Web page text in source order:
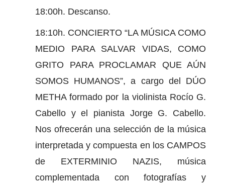
18:00h. Descanso.
18:10h. CONCIERTO “LA MÚSICA COMO
MEDIO PARA SALVAR VIDAS, COMO
GRITO PARA PROCLAMAR QUE AÚN
SOMOS HUMANOS”, a cargo del DÚO
METHA formado por la violinista Rocío G.
Cabello y el pianista Jorge G. Cabello.
Nos ofrecerán una selección de la música
interpretada y compuesta en los CAMPOS
de EXTERMINIO NAZIS, música
complementada con fotografías y